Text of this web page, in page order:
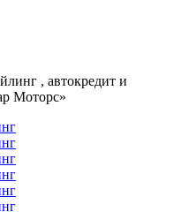
, автокредит и
Моторс»